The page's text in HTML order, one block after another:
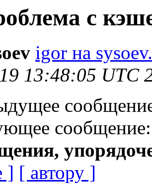
с
igor на
13:48:05 UTC
] [ автору ]